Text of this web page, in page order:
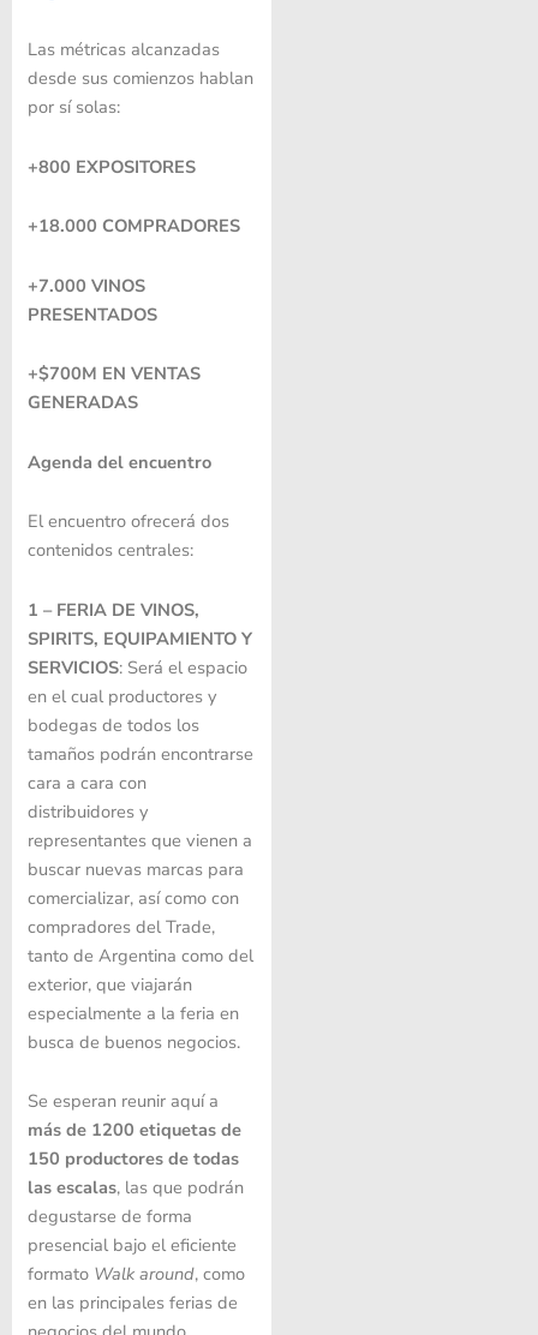
Las métricas alcanzadas
desde sus comienzos hablan
por sí solas:
+800 EXPOSITORES
+18.000 COMPRADORES
+7.000 VINOS
PRESENTADOS
+$700M EN VENTAS
GENERADAS
Agenda del encuentro
El encuentro ofrecerá dos
contenidos centrales:
1 – FERIA DE VINOS,
SPIRITS, EQUIPAMIENTO Y
SERVICIOS: Será el espacio
en el cual productores y
bodegas de todos los
tamaños podrán encontrarse
cara a cara con
distribuidores y
representantes que vienen a
buscar nuevas marcas para
comercializar, así como con
compradores del Trade,
tanto de Argentina como del
exterior, que viajarán
especialmente a la feria en
busca de buenos negocios.
Se esperan reunir aquí a
más de 1200 etiquetas de
150 productores de todas
las escalas, las que podrán
degustarse de forma
presencial bajo el eficiente
formato Walk around, como
en las principales ferias de